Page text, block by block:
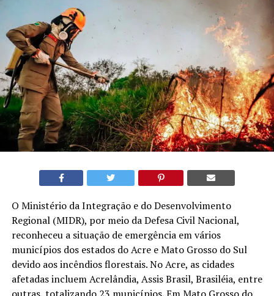
O Ministério da Integração e do Desenvolvimento
Regional (MIDR), por meio da Defesa Civil Nacional,
reconheceu a situação de emergência em vários
municípios dos estados do Acre e Mato Grosso do Sul
devido aos incêndios florestais. No Acre, as cidades
afetadas incluem Acrelândia, Assis Brasil, Brasiléia, entre